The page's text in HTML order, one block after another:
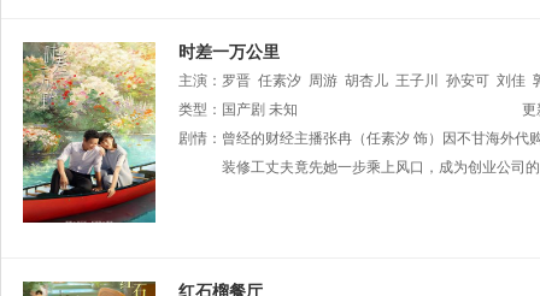
时差一万公里
主演： 罗晋 任素汐 周游 胡杏儿 王子川 孙安可 刘佳
平 金广发 王艺禅 王思懿
类型： 国产剧 未知
更
剧情： 曾经的财经主播张冉（任素汐 饰）因不甘海外代
装修工丈夫竟先她一步乘上风口，成为创业公司
红石榴餐厅